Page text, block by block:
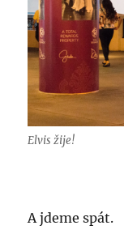
Elvis žije!
A jdeme spát.